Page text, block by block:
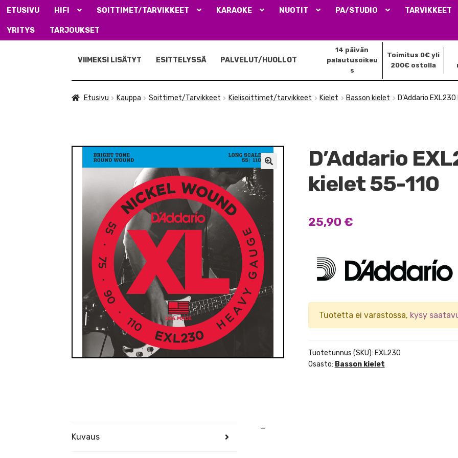
ETUSIVU HIFI SOITTIMET/TARVIKKEET KARAOKE NUOTIT PA/STUDIO TARVIKKEET
YRITYS TARJOUKSET
navigointiin
sisältöön
14 päivän
palautusoikeu
s
Toimitus 0€ yli
200€ ostolla
VIIMEKSI LISÄTYT ESITTELYSSÄ PALVELUT/HUOLLOT
Etusivu Kauppa Soittimet/Tarvikkeet Kielisoittimet/tarvikkeet Kielet Basson kielet D’Addario
D’Addario
kielet 55-110
25,90 €
Tuotetta ei varastossa, kysy
Tuotetunnus (SKU): EXL230
Osasto: Basson kielet
Kuvaus
–